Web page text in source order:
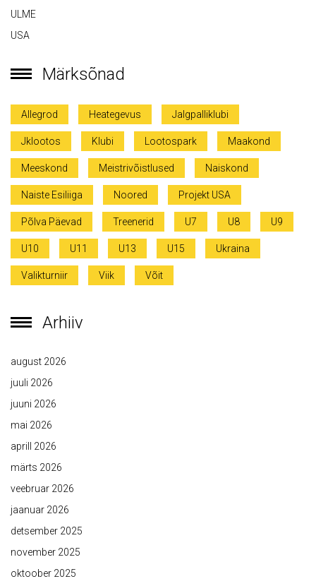
ULME
USA
Märksõnad
Allegrod Heategevus Jalgpalliklubi
Jklootos Klubi Lootospark Maakond
Meeskond Meistrivõistlused Naiskond
Naiste Esiliiga Noored Projekt USA
Põlva Päevad Treenerid U7 U8 U9
U10 U11 U13 U15 Ukraina
Valikturniir Viik Võit
Arhiiv
august 2026
juuli 2026
juuni 2026
mai 2026
aprill 2026
märts 2026
veebruar 2026
jaanuar 2026
detsember 2025
november 2025
oktoober 2025